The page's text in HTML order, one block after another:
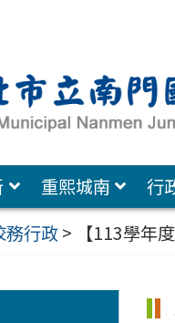
重熙城南 行
務行政> 【113學年